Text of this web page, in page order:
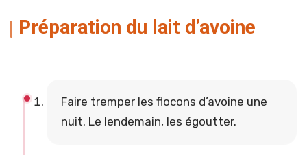
Préparation du lait d’avoine
Faire tremper les flocons d’avoine une
nuit. Le lendemain, les égoutter.